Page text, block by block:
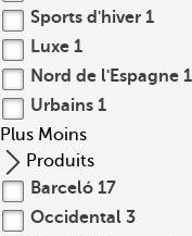
Sports d'hiver 1
Luxe 1
Nord de l'Espagne 1
Urbains 1
Plus Moins
Produits
Barceló 17
Occidental 3